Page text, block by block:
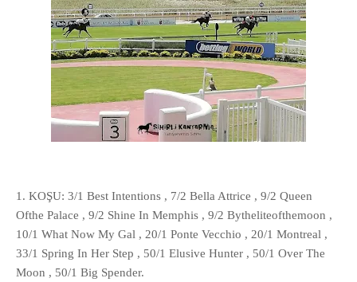
1. KOŞU: 3/1 Best Intentions , 7/2 Bella Attrice , 9/2 Queen
Ofthe Palace , 9/2 Shine In Memphis , 9/2 Bytheliteofthemoon ,
10/1 What Now My Gal , 20/1 Ponte Vecchio , 20/1 Montreal ,
33/1 Spring In Her Step , 50/1 Elusive Hunter , 50/1 Over The
Moon , 50/1 Big Spender.